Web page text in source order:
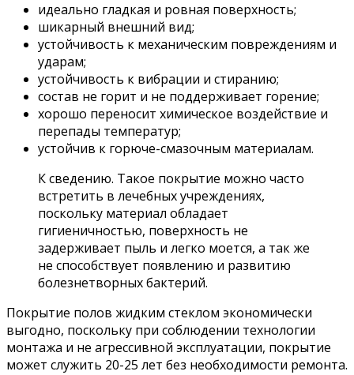
идеально гладкая и ровная поверхность;
шикарный внешний вид;
устойчивость к механическим повреждениям и
ударам;
устойчивость к вибрации и стиранию;
состав не горит и не поддерживает горение;
хорошо переносит химическое воздействие и
перепады температур;
устойчив к горюче-смазочным материалам.
К сведению. Такое покрытие можно часто
встретить в лечебных учреждениях,
поскольку материал обладает
гигиеничностью, поверхность не
задерживает пыль и легко моется, а так же
не способствует появлению и развитию
болезнетворных бактерий.
Покрытие полов жидким стеклом экономически
выгодно, поскольку при соблюдении технологии
монтажа и не агрессивной эксплуатации, покрытие
может служить 20-25 лет без необходимости ремонта.